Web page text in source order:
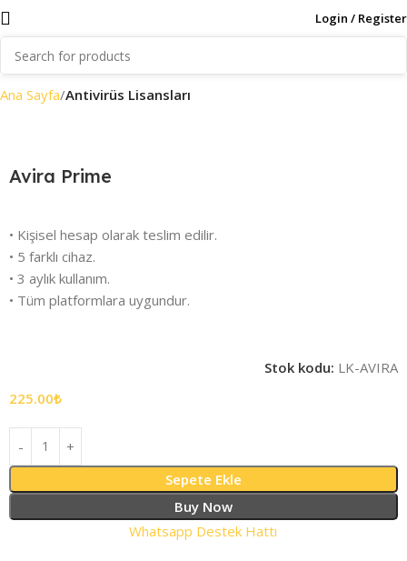
Login / Register
Ana Sayfa Antivirüs Lisansları
Avira Prime
• Kişisel hesap olarak teslim edilir.
• 5 farklı cihaz.
• 3 aylık kullanım.
• Tüm platformlara uygundur.
Stok kodu: LK-AVIRA
225.00₺
Sepete Ekle
Buy Now
Whatsapp Destek Hattı